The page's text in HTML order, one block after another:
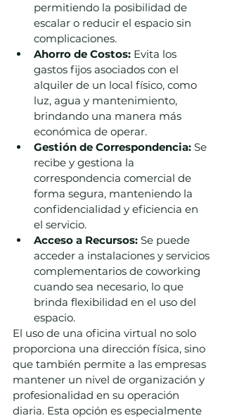
permitiendo la posibilidad de
escalar o reducir el espacio sin
complicaciones.
Ahorro de Costos: Evita los
gastos fijos asociados con el
alquiler de un local físico, como
luz, agua y mantenimiento,
brindando una manera más
económica de operar.
Gestión de Correspondencia: Se
recibe y gestiona la
correspondencia comercial de
forma segura, manteniendo la
confidencialidad y eficiencia en
el servicio.
Acceso a Recursos: Se puede
acceder a instalaciones y servicios
complementarios de coworking
cuando sea necesario, lo que
brinda flexibilidad en el uso del
espacio.
El uso de una oficina virtual no solo
proporciona una dirección física, sino
que también permite a las empresas
mantener un nivel de organización y
profesionalidad en su operación
diaria. Esta opción es especialmente